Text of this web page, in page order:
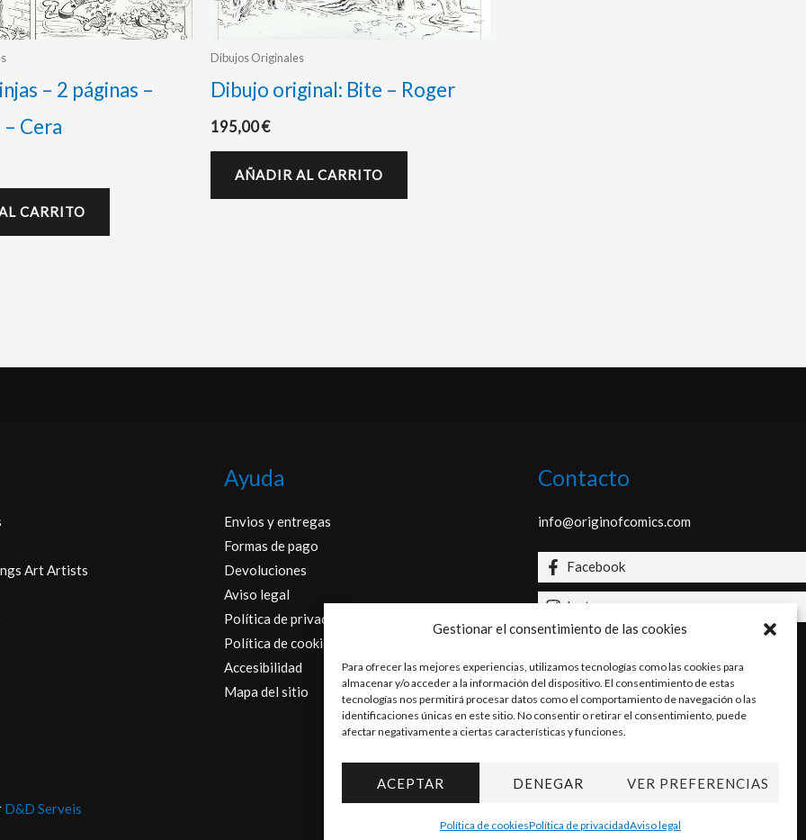
Gestionar el consentimiento de las cookies
Para ofrecer las mejores experiencias, utilizamos tecnologías como las cookies para
almacenar y/o acceder a la información del dispositivo. El consentimiento de estas
tecnologías nos permitirá procesar datos como el comportamiento de navegación o las
identificaciones únicas en este sitio. No consentir o retirar el consentimiento, puede
afectar negativamente a ciertas características y funciones.
ACEPTAR DENEGAR VER PREFERENCIAS
Política de cookiesPolítica de privacidadAviso legal
– 2 páginas –
Cera
CARRITO
Dibujos Originales
Dibujo original: Bite – Roger
195,00€
AÑADIR AL CARRITO
Art Artists
Ayuda
Envios y entregas
Formas de pago
Devoluciones
Aviso legal
Política de privacidad
Política de cookies
Accesibilidad
Mapa del sitio
Contacto
info@originofcomics.com
Facebook
Instagram
D&D Serveis